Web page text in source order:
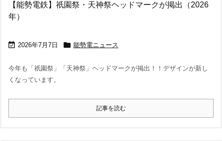
【能勢電鉄】祇園祭・天神祭ヘッドマークが掲出（2026
年）
 2026年7月7日  能勢電ニュース
今年も「祇園祭」「天神祭」ヘッドマークが掲出！！デザインが新し
くなっています。
記事を読む